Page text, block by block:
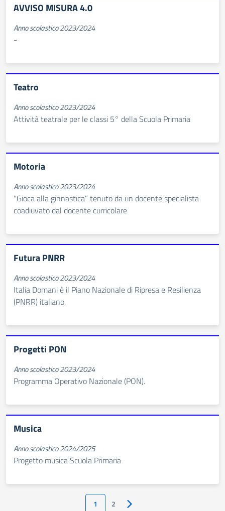
AVVISO MISURA 4.0
Anno scolastico 2023/2024
-
Teatro
Anno scolastico 2023/2024
Attività teatrale per le classi 5° della Scuola Primaria
Motoria
Anno scolastico 2023/2024
"Gioca alla ginnastica” tenuto da un docente specialista
coadiuvato dal docente curricolare
Futura PNRR
Anno scolastico 2023/2024
Italia Domani è il Piano Nazionale di Ripresa e Resilienza
(PNRR) italiano.
Progetti PON
Anno scolastico 2023/2024
Programma Operativo Nazionale (PON).
Musica
Anno scolastico 2024/2025
Progetto musica Scuola Primaria
1 2 Pagina successiva